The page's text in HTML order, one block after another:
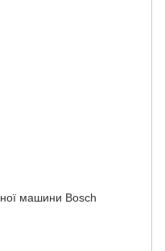
машини Bosch